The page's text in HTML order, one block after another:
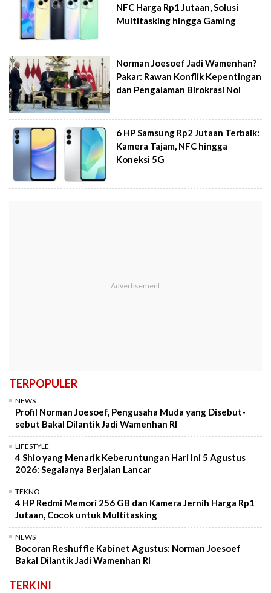
NFC Harga Rp1 Jutaan, Solusi
Multitasking hingga Gaming
Norman Joesoef Jadi Wamenhan?
Pakar: Rawan Konflik Kepentingan
dan Pengalaman Birokrasi Nol
6 HP Samsung Rp2 Jutaan Terbaik:
Kamera Tajam, NFC hingga
Koneksi 5G
TERPOPULER
NEWS
Profil Norman Joesoef, Pengusaha Muda yang Disebut-
sebut Bakal Dilantik Jadi Wamenhan RI
LIFESTYLE
4 Shio yang Menarik Keberuntungan Hari Ini 5 Agustus
2026: Segalanya Berjalan Lancar
TEKNO
4 HP Redmi Memori 256 GB dan Kamera Jernih Harga Rp1
Jutaan, Cocok untuk Multitasking
NEWS
Bocoran Reshuffle Kabinet Agustus: Norman Joesoef
Bakal Dilantik Jadi Wamenhan RI
TERKINI